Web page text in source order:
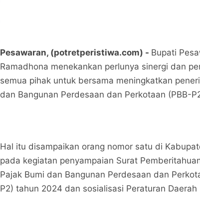
Pesawaran, (potretperistiwa.com) - Bupati
Ramadhona menekankan perlunya sinergi dan
semua pihak untuk bersama meningkatkan
dan Bangunan Perdesaan dan Perkotaan (PBB-
Hal itu disampaikan orang nomor satu di
pada kegiatan penyampaian Surat
Pajak Bumi dan Bangunan Perdesaan dan
P2) tahun 2024 dan sosialisasi Peraturan Daerah